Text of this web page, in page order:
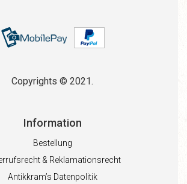
Copyrights © 2021.
Information
Bestellung
& Reklamationsrecht
Antikkram’s Datenpolitik